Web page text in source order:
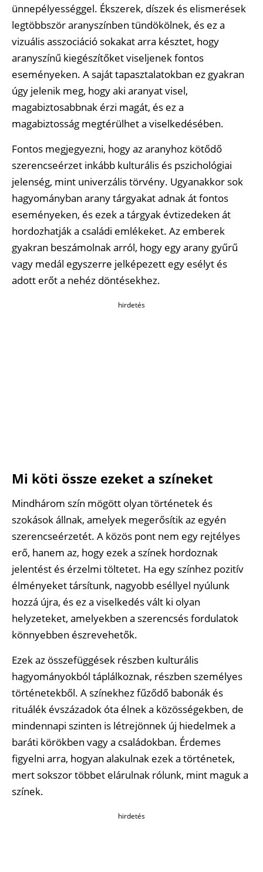
ünnepélyességgel. Ékszerek, díszek és elismerések
legtöbbször aranyszínben tündökölnek, és ez a
vizuális asszociáció sokakat arra késztet, hogy
aranyszínű kiegészítőket viseljenek fontos
eseményeken. A saját tapasztalatokban ez gyakran
úgy jelenik meg, hogy aki aranyat visel,
magabiztosabbnak érzi magát, és ez a
magabiztosság megtérülhet a viselkedésében.
Fontos megjegyezni, hogy az aranyhoz kötődő
szerencseérzet inkább kulturális és pszichológiai
jelenség, mint univerzális törvény. Ugyanakkor sok
hagyományban arany tárgyakat adnak át fontos
eseményeken, és ezek a tárgyak évtizedeken át
hordozhatják a családi emlékeket. Az emberek
gyakran beszámolnak arról, hogy egy arany gyűrű
vagy medál egyszerre jelképezett egy esélyt és
adott erőt a nehéz döntésekhez.
hirdetés
Mi köti össze ezeket a színeket
Mindhárom szín mögött olyan történetek és
szokások állnak, amelyek megerősítik az egyén
szerencseérzetét. A közös pont nem egy rejtélyes
erő, hanem az, hogy ezek a színek hordoznak
jelentést és érzelmi töltetet. Ha egy színhez pozitív
élményeket társítunk, nagyobb eséllyel nyúlunk
hozzá újra, és ez a viselkedés vált ki olyan
helyzeteket, amelyekben a szerencsés fordulatok
könnyebben észrevehetők.
Ezek az összefüggések részben kulturális
hagyományokból táplálkoznak, részben személyes
történetekből. A színekhez fűződő babonák és
rituálék évszázadok óta élnek a közösségekben, de
mindennapi szinten is létrejönnek új hiedelmek a
baráti körökben vagy a családokban. Érdemes
figyelni arra, hogyan alakulnak ezek a történetek,
mert sokszor többet elárulnak rólunk, mint maguk a
színek.
hirdetés